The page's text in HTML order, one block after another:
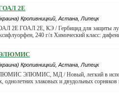
2Е
Кропивницкий, Астана, Липецк
2Е ГОАЛ 2Е, КЭ / Гербицид для защиты
240 г/л Химический класс:
ЭЛЮМИС
Кропивницкий, Астана, Липецк
ЭЛЮМИС, МД / Новый, легкий в
однолетних злаковых и двудольных